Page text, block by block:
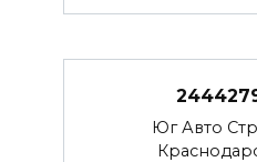
Юг Авто